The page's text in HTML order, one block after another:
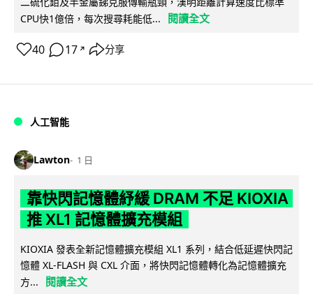
CPU快1億倍，每次搜尋耗能低...
閱讀全文
40 17 ↗ 分享
人工智能
Lawton 1 日
靠快閃記憶體紓緩 DRAM 不足 KIOXIA
推 XL1 記憶體擴充模組
KIOXIA 發表全新記憶體擴充模組 XL1 系列，結合低延遲快閃記
憶體 XL-FLASH 與 CXL 介面，將快閃記憶體轉化為記憶體擴充
方...
閱讀全文